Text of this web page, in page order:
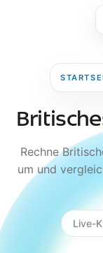
Rechne
um und
Live-